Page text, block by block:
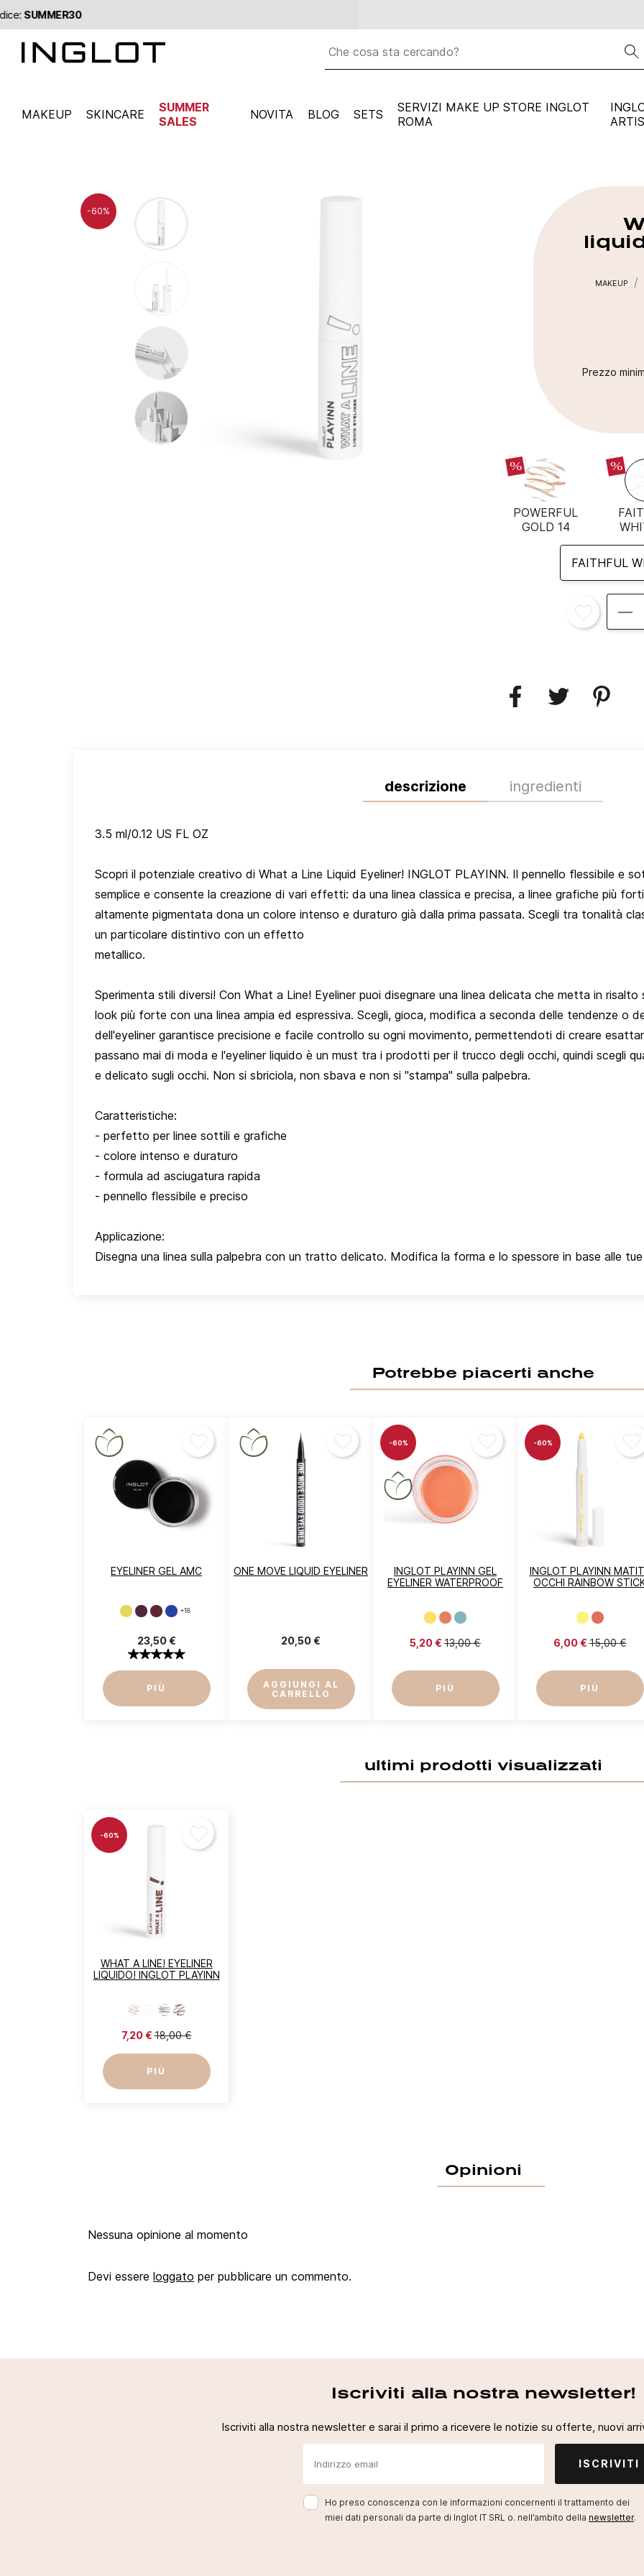
MAKEUP SKINCARE
SUMMER
SALES
NOVITA BLOG SETS
SERVIZI MAKE UP STORE INGLOT
ROMA
-60%
MAKEUP
Prezzo
%
POWERFUL
GOLD 14
%
FAITHFUL
descrizione ingredienti
3.5 ml/0.12 US FL OZ
Scopri il potenziale creativo di What a Line Liquid Eyeliner! INGLOT PLAYINN. Il pennello flessibile e
semplice e consente la creazione di vari effetti: da una linea classica e precisa, a linee grafiche più
altamente pigmentata dona un colore intenso e duraturo già dalla prima passata. Scegli tra tonalità
un particolare distintivo con un effetto
metallico.
Sperimenta stili diversi! Con What a Line! Eyeliner puoi disegnare una linea delicata che metta in
look più forte con una linea ampia ed espressiva. Scegli, gioca, modifica a seconda delle tendenze o
dell'eyeliner garantisce precisione e facile controllo su ogni movimento, permettendoti di creare
passano mai di moda e l'eyeliner liquido è un must tra i prodotti per il trucco degli occhi, quindi scegli
e delicato sugli occhi. Non si sbriciola, non sbava e non si "stampa" sulla palpebra.
Caratteristiche:
- perfetto per linee sottili e grafiche
- colore intenso e duraturo
- formula ad asciugatura rapida
- pennello flessibile e preciso
Applicazione:
Disegna una linea sulla palpebra con un tratto delicato. Modifica la forma e lo spessore in base alle
Potrebbe piacerti anche
EYELINER GEL AMC
+18
23,50 €
PIÙ
ONE MOVE LIQUID EYELINER
20,50 €
AGGIUNGI AL
CARRELLO
INGLOT PLAYINN GEL
EYELINER WATERPROOF
5,20 € 13,00 €
PIÙ
-60%
INGLOT PLAYINN
OCCHI RAINBOW
6,00 € 15,00 €
PIÙ
-60%
ultimi prodotti visualizzati
WHAT A LINE! EYELINER
LIQUIDO! INGLOT PLAYINN
7,20 € 18,00 €
PIÙ
-60%
Opinioni
Nessuna opinione al momento
Devi essere loggato per pubblicare un commento.
Iscriviti alla nostra newsletter!
Iscriviti alla nostra newsletter e sarai il primo a ricevere le notizie su offerte, nuovi
ISCRIVITI
Ho preso conoscenza con le informazioni concernenti il trattamento dei
miei dati personali da parte di Inglot IT SRL o. nell’ambito della newsletter.
Accedi
Devi essere loggato per salvare prodotti nella tua lista dei desideri.